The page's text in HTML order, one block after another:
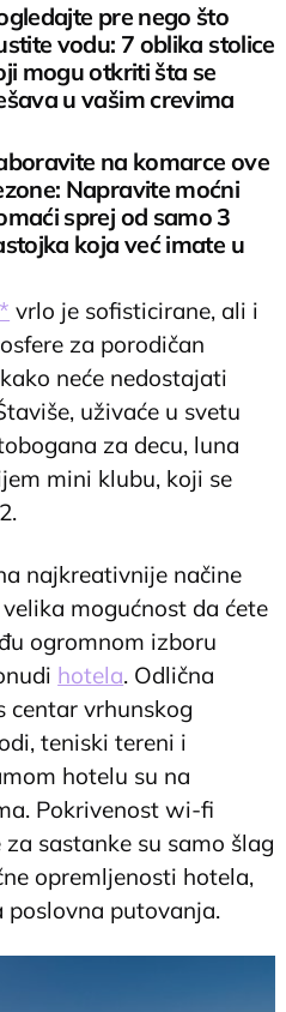
pre nego što
vodu: 7 oblika stolice
mogu otkriti šta se
u vašim crevima
na komarce ove
Napravite moćni
sprej od samo 3
koja već imate u
vrlo je sofisticirane, ali i
za porodičan
neće nedostajati
uživaće u svetu
za decu, luna
mini klubu, koji se
najkreativnije načine
mogućnost da ćete
ogromnom izboru
hotela. Odlična
centar vrhunskog
teniski tereni i
hotelu su na
Pokrivenost wi-fi
sastanke su samo šlag
opremljenosti hotela,
poslovna putovanja.